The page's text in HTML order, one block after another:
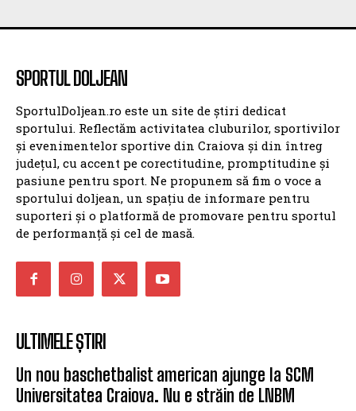
SPORTUL DOLJEAN
SportulDoljean.ro este un site de știri dedicat
sportului. Reflectăm activitatea cluburilor, sportivilor
și evenimentelor sportive din Craiova și din întreg
județul, cu accent pe corectitudine, promptitudine și
pasiune pentru sport. Ne propunem să fim o voce a
sportului doljean, un spațiu de informare pentru
suporteri și o platformă de promovare pentru sportul
de performanță și cel de masă.
ULTIMELE ȘTIRI
Un nou baschetbalist american ajunge la SCM
Universitatea Craiova. Nu e străin de LNBM